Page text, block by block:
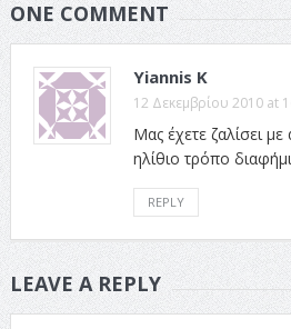
ONE COMMENT
Yiannis K
12 Δεκεμβρίου 2010 at
Μας έχετε ζαλίσει
ηλίθιο τρόπο
REPLY
LEAVE A REPLY